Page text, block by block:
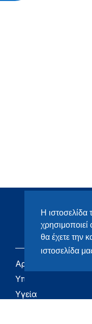
Η ιστοσελίδα
χρησιμοποιεί
θα έχετε την
ιστοσελίδα
Αρχική
Υπουργείο
Υγεία